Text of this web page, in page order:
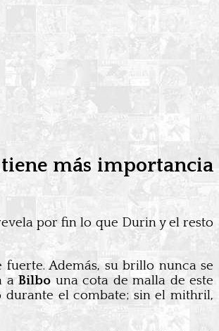
más importancia
por fin lo que Durin y el resto
Además, su brillo nunca se
aBilbo una cota de malla de este
durante el combate; sin el mithril,